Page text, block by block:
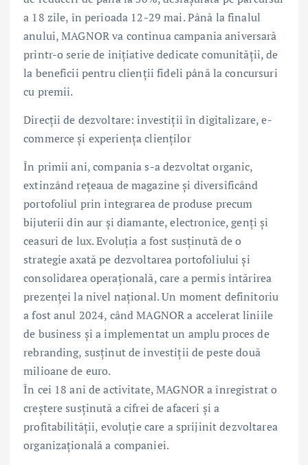
a 18 zile, în perioada 12-29 mai. Până la finalul
anului, MAGNOR va continua campania aniversară
printr-o serie de inițiative dedicate comunității, de
la beneficii pentru clienții fideli până la concursuri
cu premii.
Direcții de dezvoltare: investiții în digitalizare, e-
commerce și experiența clienților
În primii ani, compania s-a dezvoltat organic,
extinzând rețeaua de magazine și diversificând
portofoliul prin integrarea de produse precum
bijuterii din aur și diamante, electronice, genți și
ceasuri de lux. Evoluția a fost susținută de o
strategie axată pe dezvoltarea portofoliului și
consolidarea operațională, care a permis întărirea
prezenței la nivel național. Un moment definitoriu
a fost anul 2024, când MAGNOR a accelerat liniile
de business și a implementat un amplu proces de
rebranding, susținut de investiții de peste două
milioane de euro.
În cei 18 ani de activitate, MAGNOR a înregistrat o
creștere susținută a cifrei de afaceri și a
profitabilității, evoluție care a sprijinit dezvoltarea
organizațională a companiei.